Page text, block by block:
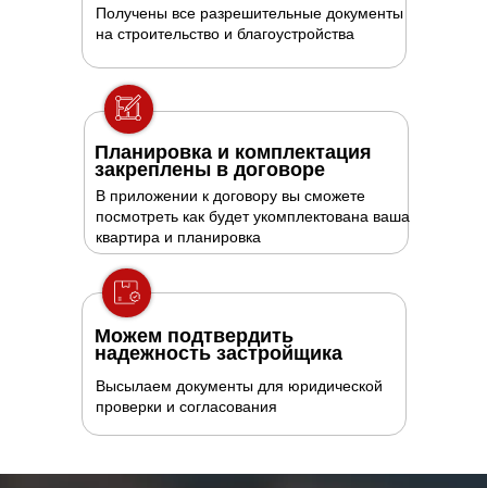
Можем подтвердить
надежность застройщика
Планировка и комплектация
закреплены в договоре
Получены все разрешительные документы
на строительство и благоустройства
Высылаем документы для юридической
проверки и согласования
В приложении к договору вы сможете
посмотреть как будет укомплектована ваша
квартира и планировка